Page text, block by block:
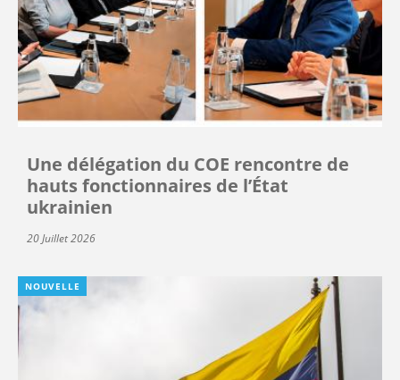
Une délégation du COE rencontre de
hauts fonctionnaires de l’État
ukrainien
20 Juillet 2026
NOUVELLE